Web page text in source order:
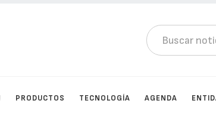
PRODUCTOS TECNOLOGÍA AGENDA